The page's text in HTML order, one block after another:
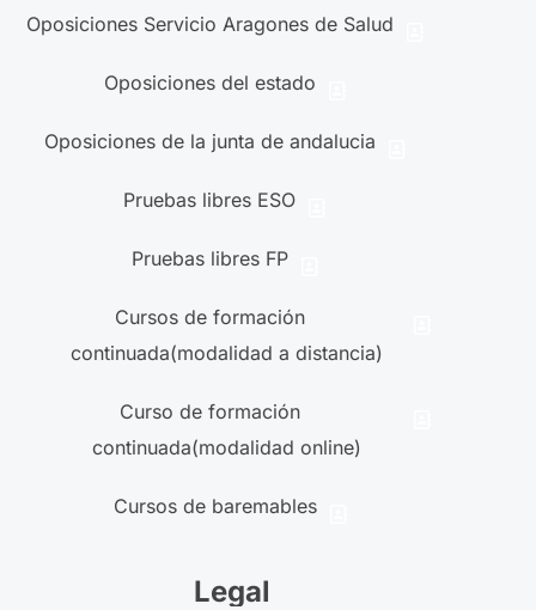
Oposiciones Servicio Aragones de Salud
Oposiciones del estado
Oposiciones de la junta de andalucia
Pruebas libres ESO
Pruebas libres FP
Cursos de formación
continuada(modalidad a distancia)
Curso de formación
continuada(modalidad online)
Cursos de baremables
Legal